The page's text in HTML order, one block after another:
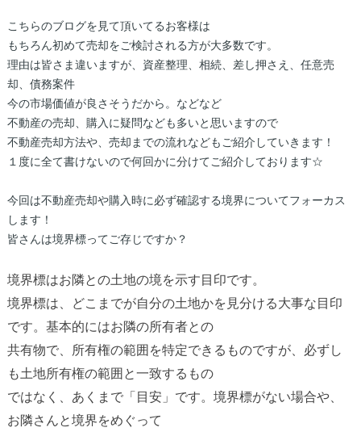
こちらのブログを見て頂いてるお客様は
もちろん初めて売却をご検討される方が大多数です。
理由は皆さま違いますが、資産整理、相続、差し押さえ、任意売
却、債務案件
今の市場価値が良さそうだから。などなど
不動産の売却、購入に疑問なども多いと思いますので
不動産売却方法や、売却までの流れなどもご紹介していきます！
１度に全て書けないので何回かに分けてご紹介しております☆
今回は不動産売却や購入時に必ず確認する境界についてフォーカス
します！
皆さんは境界標ってご存じですか？
境界標はお隣との土地の境を示す目印です。
境界標は、どこまでが自分の土地かを見分ける大事な目印
です。基本的にはお隣の所有者との
共有物で、所有権の範囲を特定できるものですが、必ずし
も土地所有権の範囲と一致するもの
ではなく、あくまで「目安」です。 境界標がない場合や、
お隣さんと境界をめぐって